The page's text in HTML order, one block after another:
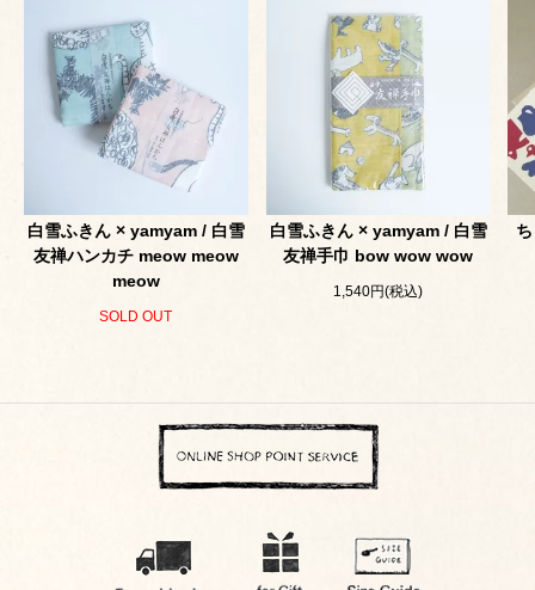
白雪ふきん × yamyam / 白雪
友禅ハンカチ meow meow
meow
SOLD OUT
白雪ふきん × yamyam / 白雪
友禅手巾 bow wow wow
1,540円(税込)